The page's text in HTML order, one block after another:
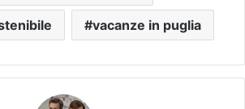
vacanze in puglia